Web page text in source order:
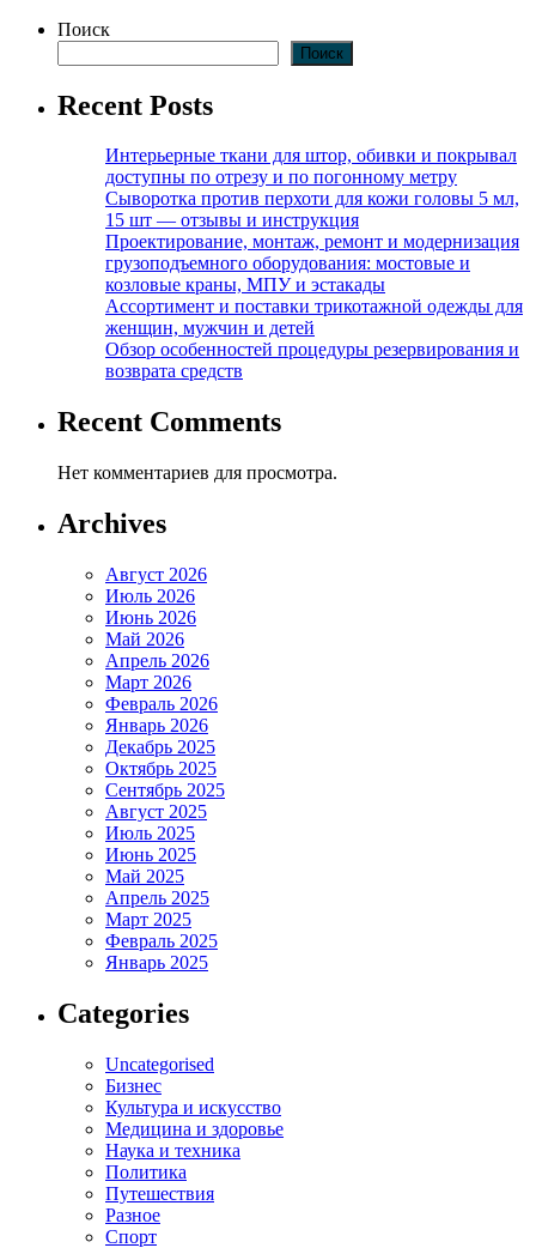
Поиск
Поиск
Recent Posts
Интерьерные ткани для штор, обивки и покрывал
доступны по отрезу и по погонному метру
Сыворотка против перхоти для кожи головы 5 мл,
15 шт — отзывы и инструкция
Проектирование, монтаж, ремонт и модернизация
грузоподъемного оборудования: мостовые и
козловые краны, МПУ и эстакады
Ассортимент и поставки трикотажной одежды для
женщин, мужчин и детей
Обзор особенностей процедуры резервирования и
возврата средств
Recent Comments
Нет комментариев для просмотра.
Archives
Август 2026
Июль 2026
Июнь 2026
Май 2026
Апрель 2026
Март 2026
Февраль 2026
Январь 2026
Декабрь 2025
Октябрь 2025
Сентябрь 2025
Август 2025
Июль 2025
Июнь 2025
Май 2025
Апрель 2025
Март 2025
Февраль 2025
Январь 2025
Categories
Uncategorised
Бизнес
Культура и искусство
Медицина и здоровье
Наука и техника
Политика
Путешествия
Разное
Спорт